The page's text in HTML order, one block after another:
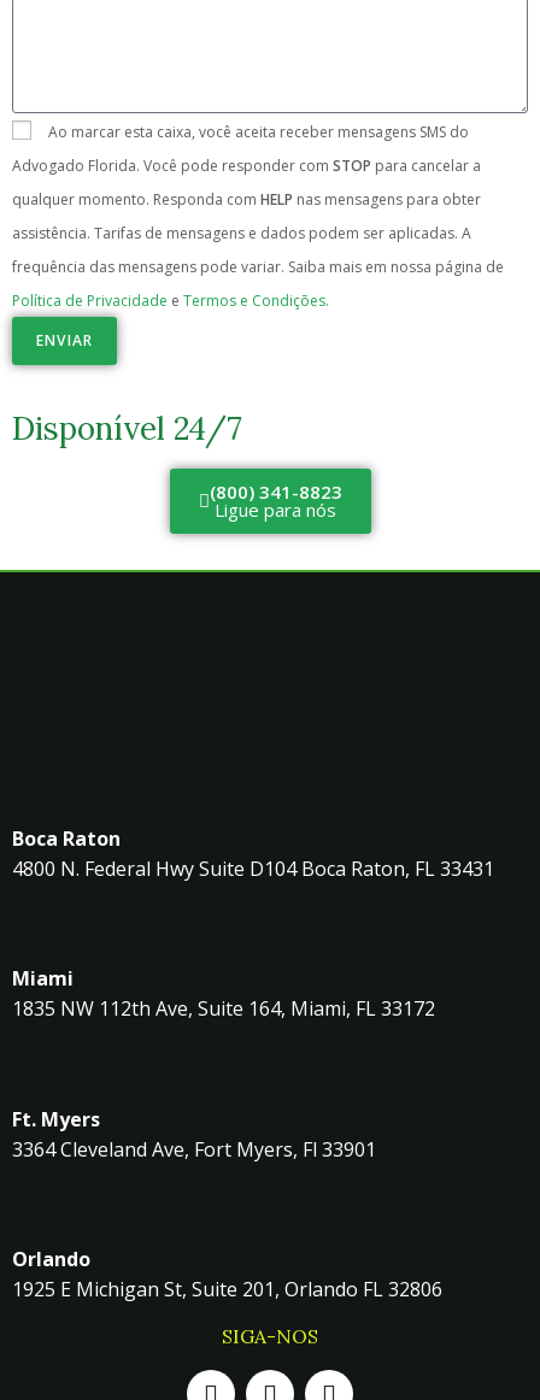
Ao marcar esta caixa, você aceita receber mensagens SMS do
Advogado Florida. Você pode responder com STOP para cancelar a
qualquer momento. Responda com HELP nas mensagens para obter
assistência. Tarifas de mensagens e dados podem ser aplicadas. A
frequência das mensagens pode variar. Saiba mais em nossa página de
Política de Privacidade e Termos e Condições.
ENVIAR
Disponível 24/7
(800) 341-8823
Ligue para nós
Boca Raton
4800 N. Federal Hwy Suite D104 Boca Raton, FL 33431
Miami
1835 NW 112th Ave, Suite 164, Miami, FL 33172
Ft. Myers
3364 Cleveland Ave, Fort Myers, Fl 33901
Orlando
1925 E Michigan St, Suite 201, Orlando FL 32806
SIGA-NOS